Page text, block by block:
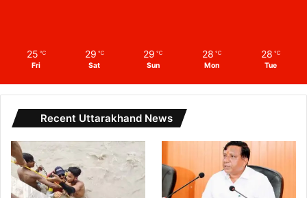
25 ℃
Fri
29 ℃
Sat
29 ℃
Sun
28 ℃
Mon
28 ℃
Tue
Recent Uttarakhand News